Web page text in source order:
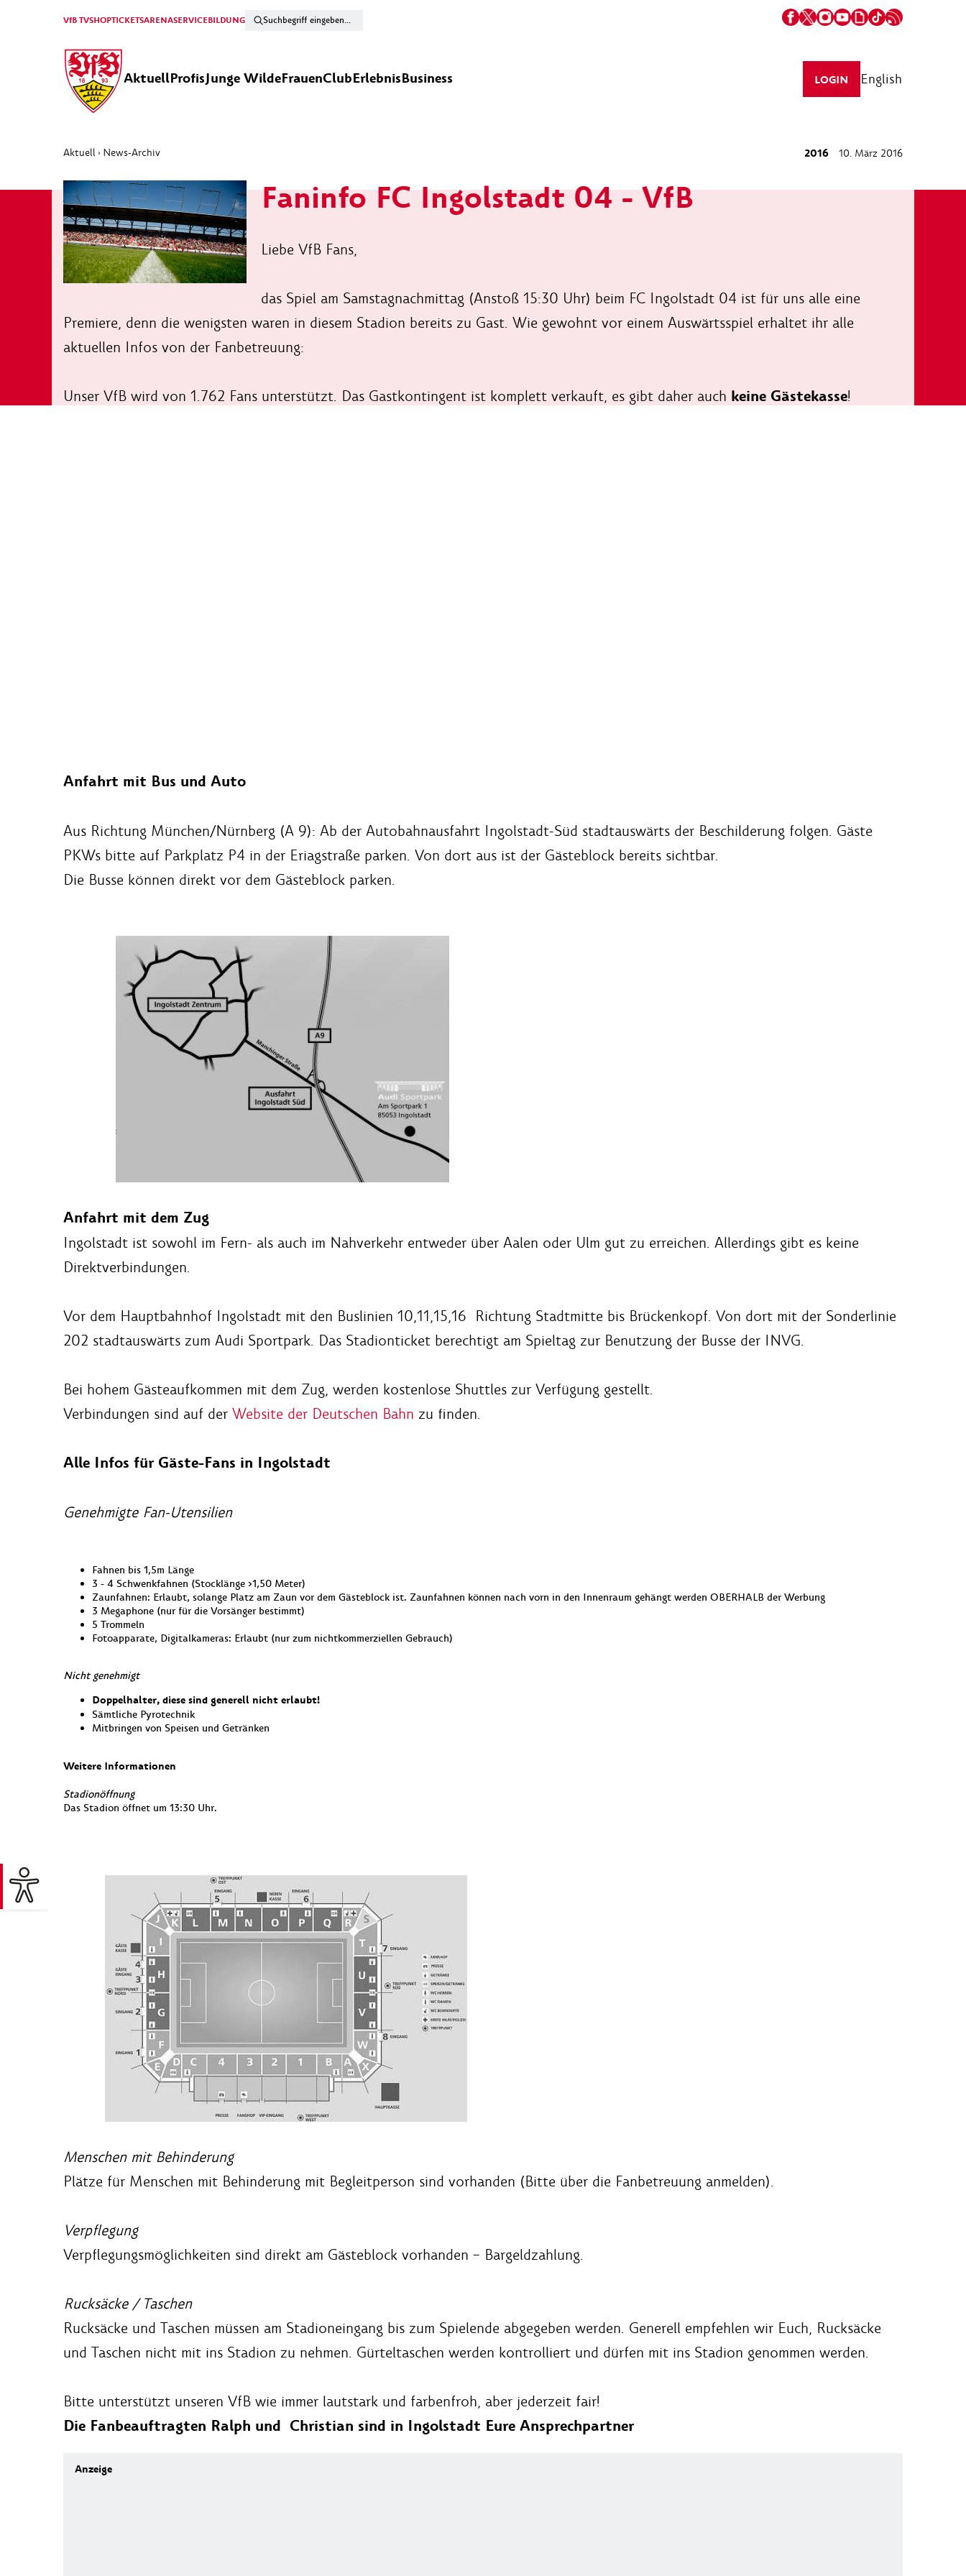
VfB TVSHOPTICKETSARENASERVICEBILDUNG
AktuellProfisJunge WildeFrauenClubErlebnisBusiness LOGIN English
Aktuell › News-Archiv 2016 10. März 2016
Faninfo FC Ingolstadt 04 - VfB
Liebe VfB Fans,
das Spiel am Samstagnachmittag (Anstoß 15:30 Uhr) beim FC Ingolstadt 04 ist für uns alle eine
Premiere, denn die wenigsten waren in diesem Stadion bereits zu Gast. Wie gewohnt vor einem Auswärtsspiel erhaltet ihr alle
aktuellen Infos von der Fanbetreuung:
Unser VfB wird von 1.762 Fans unterstützt. Das Gastkontingent ist komplett verkauft, es gibt daher auch keine Gästekasse!
Anfahrt mit Bus und Auto
Aus Richtung München/Nürnberg (A 9): Ab der Autobahnausfahrt Ingolstadt-Süd stadtauswärts der Beschilderung folgen. Gäste
PKWs bitte auf Parkplatz P4 in der Eriagstraße parken. Von dort aus ist der Gästeblock bereits sichtbar.
Die Busse können direkt vor dem Gästeblock parken.
Anfahrt mit dem Zug
Ingolstadt ist sowohl im Fern- als auch im Nahverkehr entweder über Aalen oder Ulm gut zu erreichen. Allerdings gibt es keine
Direktverbindungen.
Vor dem Hauptbahnhof Ingolstadt mit den Buslinien 10,11,15,16 Richtung Stadtmitte bis Brückenkopf. Von dort mit der Sonderlinie
202 stadtauswärts zum Audi Sportpark. Das Stadionticket berechtigt am Spieltag zur Benutzung der Busse der INVG.
Bei hohem Gästeaufkommen mit dem Zug, werden kostenlose Shuttles zur Verfügung gestellt.
Verbindungen sind auf der Website der Deutschen Bahn zu finden.
Alle Infos für Gäste-Fans in Ingolstadt
Genehmigte Fan-Utensilien
Fahnen bis 1,5m Länge
3 - 4 Schwenkfahnen (Stocklänge >1,50 Meter)
Zaunfahnen: Erlaubt, solange Platz am Zaun vor dem Gästeblock ist. Zaunfahnen können nach vorn in den Innenraum gehängt werden OBERHALB der Werbung
3 Megaphone (nur für die Vorsänger bestimmt)
5 Trommeln
Fotoapparate, Digitalkameras: Erlaubt (nur zum nichtkommerziellen Gebrauch)
Nicht genehmigt
Doppelhalter, diese sind generell nicht erlaubt!
Sämtliche Pyrotechnik
Mitbringen von Speisen und Getränken
Weitere Informationen
Stadionöffnung
Das Stadion öffnet um 13:30 Uhr.
Menschen mit Behinderung
Plätze für Menschen mit Behinderung mit Begleitperson sind vorhanden (Bitte über die Fanbetreuung anmelden).
Verpflegung
Verpflegungsmöglichkeiten sind direkt am Gästeblock vorhanden – Bargeldzahlung.
Rucksäcke / Taschen
Rucksäcke und Taschen müssen am Stadioneingang bis zum Spielende abgegeben werden. Generell empfehlen wir Euch, Rucksäcke
und Taschen nicht mit ins Stadion zu nehmen. Gürteltaschen werden kontrolliert und dürfen mit ins Stadion genommen werden.
Bitte unterstützt unseren VfB wie immer lautstark und farbenfroh, aber jederzeit fair!
Die Fanbeauftragten Ralph und Christian sind in Ingolstadt Eure Ansprechpartner